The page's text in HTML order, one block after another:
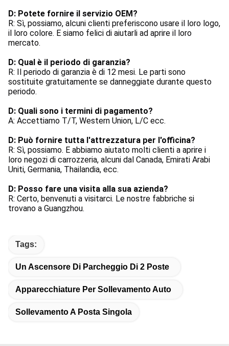
D: Potete fornire il servizio OEM?
R: Sì, possiamo, alcuni clienti preferiscono usare il loro logo,
il loro colore. E siamo felici di aiutarli ad aprire il loro
mercato.
D: Qual è il periodo di garanzia?
R: Il periodo di garanzia è di 12 mesi. Le parti sono
sostituite gratuitamente se danneggiate durante questo
periodo.
D: Quali sono i termini di pagamento?
A: Accettiamo T/T, Western Union, L/C ecc.
D: Può fornire tutta l'attrezzatura per l'officina?
R: Sì, possiamo. E abbiamo aiutato molti clienti a aprire i
loro negozi di carrozzeria, alcuni dal Canada, Emirati Arabi
Uniti, Germania, Thailandia, ecc.
D: Posso fare una visita alla sua azienda?
R: Certo, benvenuti a visitarci. Le nostre fabbriche si
trovano a Guangzhou.
Tags:
Un Ascensore Di Parcheggio Di 2 Poste
Apparecchiature Per Sollevamento Auto
Sollevamento A Posta Singola